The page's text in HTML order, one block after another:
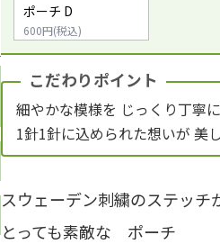
ポーチ D
600円(税込)
こだわりポイント
細やかな模様を じっくり丁寧
1針1針に込められた想いが 美
スウェーデン刺繍のステッチ
とっても素敵な ポーチ